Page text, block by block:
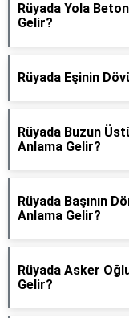
Rüyada Yola
Gelir?
Rüyada Eşinin
Rüyada Buzun
Anlama Gelir?
Rüyada Başının
Anlama Gelir?
Rüyada Asker
Gelir?